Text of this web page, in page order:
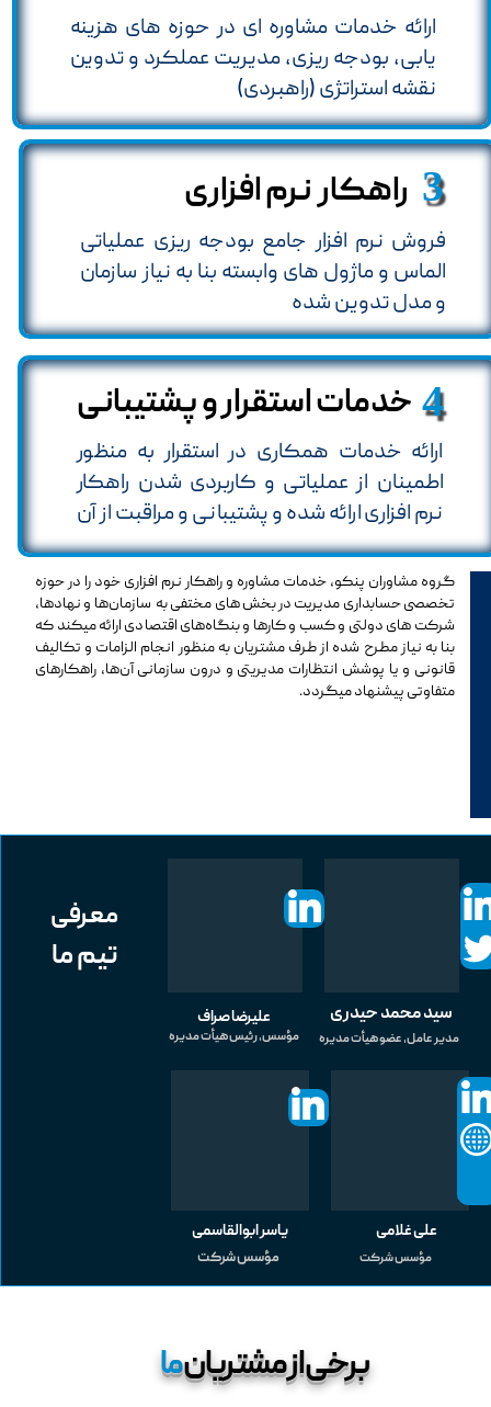
گروه مشاوران پنکو، خدمات مشاوره و راهکار نرم افزاری خود را در حوزه
تخصصی حسابداری مدیریت در بخش های مختفی به سازمان‌ها و نهادها،
شرکت های دولتی و کسب و کارها و بنگاه‌های اقتصادی ارائه میکند که
بنا به نیاز مطرح شده از طرف مشتریان به منظور انجام الزامات و تکالیف
قانونی و یا پوشش انتظارات مدیریتی و درون سازمانی آن‌ها، راهکارهای
متفاوتی پیشنهاد میگردد.
ارائه خدمات مشاوره ای در حوزه های هزینه
یابی، بودجه ریزی، مدیریت عملکرد و تدوین
نقشه استراتژی (راهبردی)
فروش نرم افزار جامع بودجه ریزی عملیاتی
الماس و ماژول های وابسته بنا به نیاز سازمان
و مدل تدوین شده
راهکار نرم افزاری 3
ارائه خدمات همکاری در استقرار به منظور
اطمینان از عملیاتی و کاربردی شدن راهکار
نرم افزاری ارائه شده و پشتیبانی و مراقبت از آن
خدمات استقرار و پشتیبانی 4
معرفی
تیم ما
سید محمد حیدری
مدیر عامل، عضو هیأت مدیره مؤسس، رئیس هیأت مدیره
علیرضا صراف
مؤسس شرکت
یاسر ابوالقاسمی علی غلامی
مؤسس شرکت
برخی از مشتریانما